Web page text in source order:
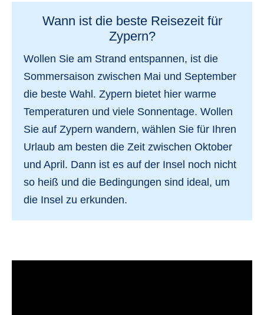
Wann ist die beste Reisezeit für
Zypern?
Wollen Sie am Strand entspannen, ist die
Sommersaison zwischen Mai und September
die beste Wahl. Zypern bietet hier warme
Temperaturen und viele Sonnentage. Wollen
Sie auf Zypern wandern, wählen Sie für Ihren
Urlaub am besten die Zeit zwischen Oktober
und April. Dann ist es auf der Insel noch nicht
so heiß und die Bedingungen sind ideal, um
die Insel zu erkunden.